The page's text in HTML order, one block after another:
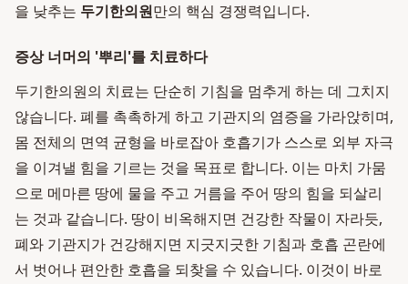
을 낮추는 두기한의원만의 핵심 경쟁력입니다.
증상 너머의 '뿌리'를 치료하다
두기한의원의 치료는 단순히 기침을 멈추게 하는 데 그치지
않습니다. 폐를 촉촉하게 하고 기관지의 염증을 가라앉히며,
몸 전체의 면역 균형을 바로잡아 호흡기가 스스로 외부 자극
을 이겨낼 힘을 기르는 것을 목표로 합니다. 이는 마치 가뭄
으로 메마른 땅에 물을 주고 거름을 주어 땅의 힘을 되살리
는 것과 같습니다. 땅이 비옥해지면 건강한 작물이 자라듯,
폐와 기관지가 건강해지면 지긋지긋한 기침과 호흡 곤란에
서 벗어나 편안한 호흡을 되찾을 수 있습니다. 이것이 바로